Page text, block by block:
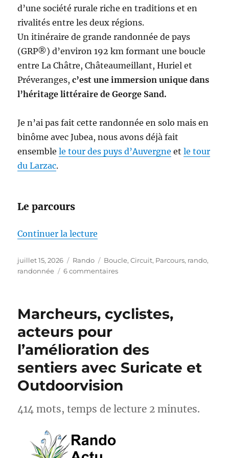
d’une société rurale riche en traditions et en
rivalités entre les deux régions.
Un itinéraire de grande randonnée de pays
(GRP®) d’environ 192 km formant une boucle
entre La Châtre, Châteaumeillant, Huriel et
Préveranges,c’est une immersion unique dans
l’héritage littéraire de George Sand.
Je n’ai pas fait cette randonnée en solo mais en
binôme avec Jubea, nous avons déjà fait
ensemblele tour des puys d’Auvergne etle tour
du Larzac.
Le parcours
Continuer la lecture
Publié
le
juillet 15, 2026 Catégories
Rando Étiquettes
Boucle,Circuit, Parcours, rando,
randonnée
6 commentairessur
sur
des
Maîtres
Sonneurs
Marcheurs, cyclistes,
acteurs pour
l’amélioration des
sentiers avec Suricate et
Outdoorvision
414 mots, temps de lecture 2 minutes.